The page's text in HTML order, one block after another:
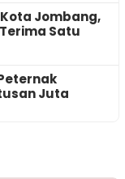
Jombang,
Satu
Juta